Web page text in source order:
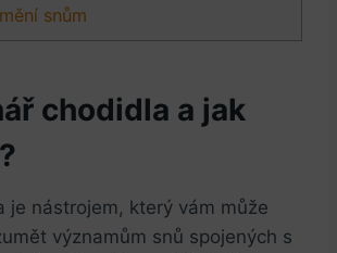
snům
chodidla a jak
je nástrojem, který vám může
významům snů spojených s